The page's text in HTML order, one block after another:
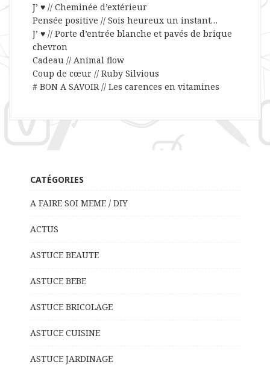
J’ ♥ // Cheminée d’extérieur
Pensée positive // Sois heureux un instant…
J’ ♥ // Porte d’entrée blanche et pavés de brique
chevron
Cadeau // Animal flow
Coup de cœur // Ruby Silvious
# BON A SAVOIR // Les carences en vitamines
CATÉGORIES
A FAIRE SOI MEME / DIY
ACTUS
ASTUCE BEAUTE
ASTUCE BEBE
ASTUCE BRICOLAGE
ASTUCE CUISINE
ASTUCE JARDINAGE